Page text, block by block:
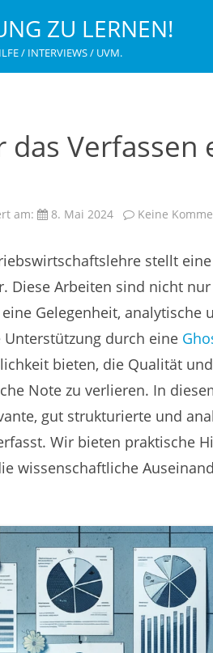
ZU LERNEN!
/ INTERVIEWS / UVM.
Verfassen
am: 8. Mai 2024 Keine
stellt eine
Diese Arbeiten sind nicht
Gelegenheit, analytische
durch eine
bieten, die Qualität
Note zu verlieren. In
gut strukturierte und
Wir bieten praktische
wissenschaftliche